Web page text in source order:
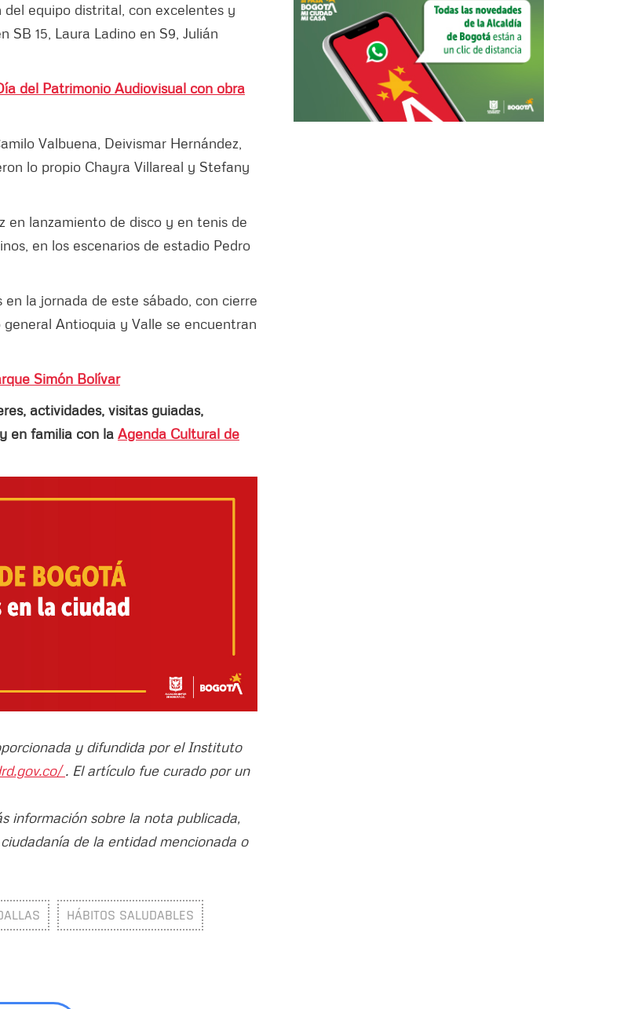
equipo distrital, con excelentes y
15, Laura Ladino en S9, Julián
del Patrimonio Audiovisual con obra
Valbuena, Deivismar Hernández,
lo propio Chayra Villareal y Stefany
en lanzamiento de disco y en tenis de
en los escenarios de estadio Pedro
la jornada de este sábado, con cierre
Antioquia y Valle se encuentran
Simón Bolívar
actividades, visitas guiadas,
en familia con la Agenda Cultural de
y difundida por el Instituto
. El artículo fue curado por un
información sobre la nota publicada,
de la entidad mencionada o
HÁBITOS SALUDABLES